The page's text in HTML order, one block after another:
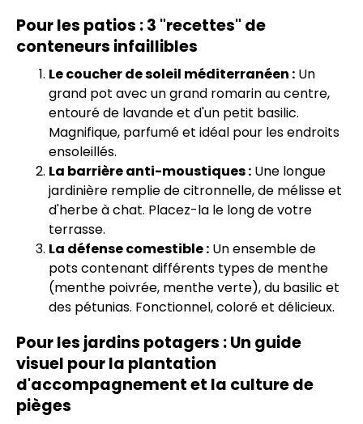
Pour les patios : 3 "recettes" de
conteneurs infaillibles
Le coucher de soleil méditerranéen : Un
grand pot avec un grand romarin au centre,
entouré de lavande et d'un petit basilic.
Magnifique, parfumé et idéal pour les endroits
ensoleillés.
La barrière anti-moustiques : Une longue
jardinière remplie de citronnelle, de mélisse et
d'herbe à chat. Placez-la le long de votre
terrasse.
La défense comestible : Un ensemble de
pots contenant différents types de menthe
(menthe poivrée, menthe verte), du basilic et
des pétunias. Fonctionnel, coloré et délicieux.
Pour les jardins potagers : Un guide
visuel pour la plantation
d'accompagnement et la culture de
pièges